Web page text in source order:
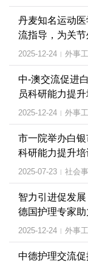
丹麦知名运动
流指导，为关
2025-12-24 | 外事
中-澳交流促进
员科研能力提
民医院骨干人员
2025-12-24 | 外事
市一院举办白
科研能力提升
提升培训班
2025-07-23 | 社会
智力引进促发展
德国护理专家
年护理发展
2025-12-24 | 外事
中德护理交流